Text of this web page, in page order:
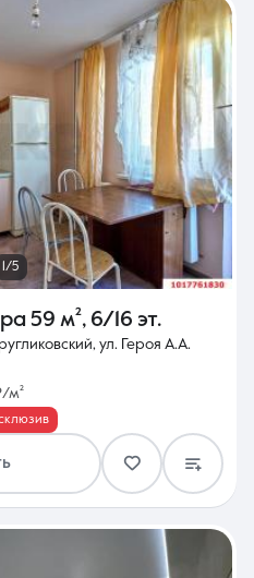
1/5
59 м², 6/16 эт.
ул. Героя А.А.
м²